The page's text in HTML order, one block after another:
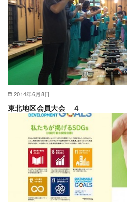
2014年6月8日
東北地区会員大会 ４